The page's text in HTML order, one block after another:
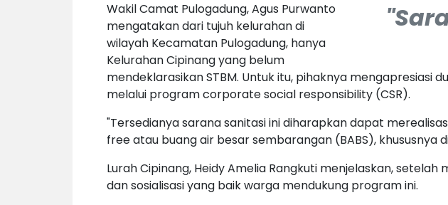
Wakil Camat Pulogadung, Agus Purwanto
mengatakan dari tujuh kelurahan di
wilayah Kecamatan Pulogadung, hanya
Kelurahan Cipinang yang belum
mendeklarasikan STBM. Untuk itu, pihaknya mengapresiasi
melalui program corporate social responsibility (CSR).
"Tersedianya sarana sanitasi ini diharapkan dapat
free atau buang air besar sembarangan (BABS), khususnya
Lurah Cipinang, Heidy Amelia Rangkuti menjelaskan, setelah
dan sosialisasi yang baik warga mendukung program ini.